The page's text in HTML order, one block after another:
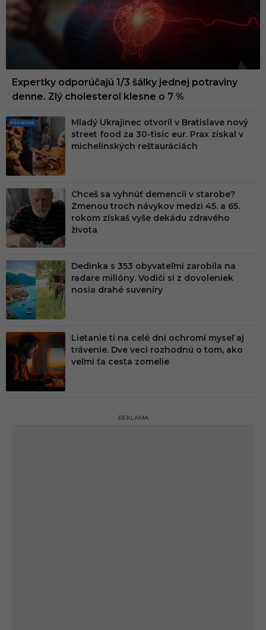
Expertky odporúčajú 1/3 šálky jednej potraviny
denne. Zlý cholesterol klesne o 7 %
PRE
MIU
M
Mladý Ukrajinec otvoril v Bratislave nový
street food za 30-tisíc eur. Prax získal v
michelinských reštauráciách
Chceš sa vyhnúť demencii v starobe?
Zmenou troch návykov medzi 45. a 65.
rokom získaš vyše dekádu zdravého
života
Dedinka s 353 obyvateľmi zarobila na
radare milióny. Vodiči si z dovoleniek
nosia drahé suveníry
Lietanie ti na celé dni ochromí myseľ aj
trávenie. Dve veci rozhodnú o tom, ako
veľmi ťa cesta zomelie
REKLAMA